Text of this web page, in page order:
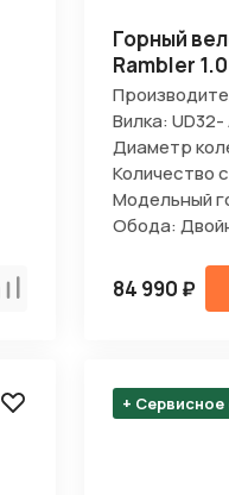
Сравнить
Горный
Rambler
Вилка: UD32-
Диаметр
Количество
Модельный
Обода:
84 990 ₽
+